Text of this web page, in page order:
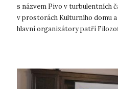
s názvem Pivo v turbulentních
v prostorách Kulturního domu
hlavní organizátory patří